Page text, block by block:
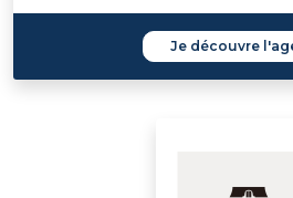
Je découvre